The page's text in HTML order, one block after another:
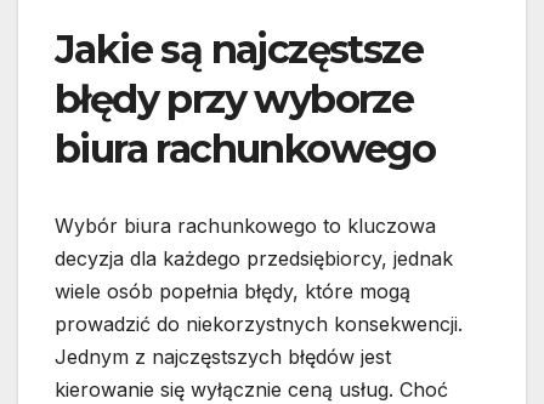
Jakie są najczęstsze
błędy przy wyborze
biura rachunkowego
Wybór biura rachunkowego to kluczowa
decyzja dla każdego przedsiębiorcy, jednak
wiele osób popełnia błędy, które mogą
prowadzić do niekorzystnych konsekwencji.
Jednym z najczęstszych błędów jest
kierowanie się wyłącznie ceną usług. Choć